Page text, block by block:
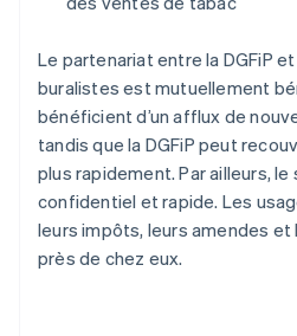
Le partenariat entre la DGFiP
buralistes est mutuellement
bénéficient d’un afflux de
tandis que la DGFiP peut
plus rapidement. Par ailleurs,
confidentiel et rapide. Les
leurs impôts, leurs amendes
près de chez eux.